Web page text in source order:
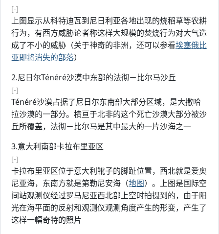
[-]
上图显示从科特迪瓦到尼日利亚各地出现的烧稻草等农耕
行为，有西方威胁论者称这样大规模的焚烧行为对大气造
成了不小的威胁（关于神奇的非洲，还可以参看埃塞俄比
亚即将消失的部落）
2.尼日尔Ténéré沙漠中东部的法彻－比尔马沙丘
[-]
Ténéré沙漠占据了尼日尔东南部大部分区域，是大撒哈
拉沙漠的一部分。横亘于北非的这个死亡沙漠大部分被沙
丘所覆盖，法彻－比尔马是其中最大的一片沙海之一
3.意大利南部卡拉布里亚区
[-]
卡拉布里亚区位于意大利靴子的脚趾位置，西北就是爱奥
尼亚海，东南方就是第勒尼安海（地图）。上图是国际空
间站观测仪经过罗马尼亚西北部上空时拍摄到的，由于阳
光在海平面的反射和观测仪观测角度产生的形变，产生了
这样一幅奇特的照片